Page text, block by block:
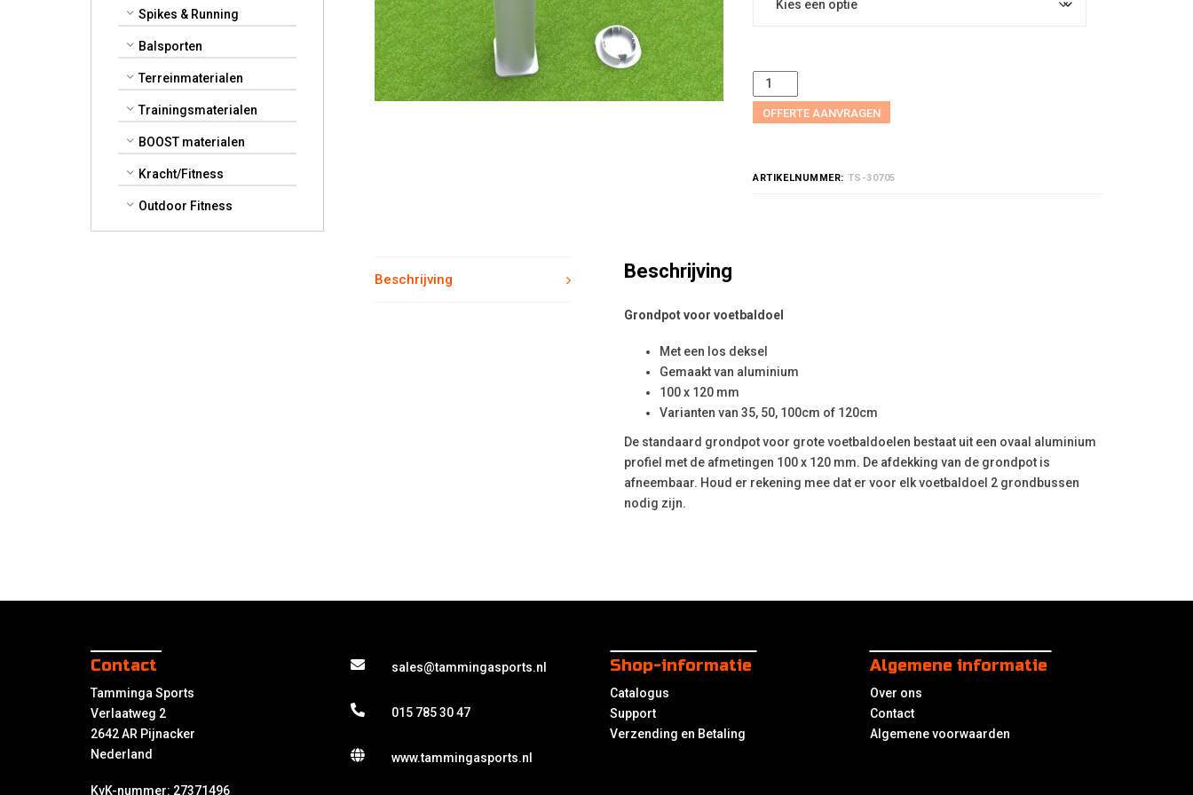
Spikes & Running
Balsporten
Terreinmaterialen
Trainingsmaterialen
BOOST materialen
Kracht/Fitness
Outdoor Fitness
OFFERTE AANVRAGEN
ARTIKELNUMMER: TS-30705
Beschrijving Beschrijving
Grondpot voor voetbaldoel
Met een los deksel
Gemaakt van aluminium
100 x 120 mm
Varianten van 35, 50, 100cm of 120cm
De standaard grondpot voor grote voetbaldoelen bestaat uit een ovaal aluminium
profiel met de afmetingen 100 x 120 mm. De afdekking van de grondpot is
afneembaar. Houd er rekening mee dat er voor elk voetbaldoel 2 grondbussen
nodig zijn.
Contact
Tamminga Sports
Verlaatweg 2
2642 AR Pijnacker
Nederland
KvK-nummer: 27371496
sales@tammingasports.nl
015 785 30 47
www.tammingasports.nl
Shop-informatie
Catalogus
Support
Verzending en Betaling
Algemene informatie
Over ons
Contact
Algemene voorwaarden